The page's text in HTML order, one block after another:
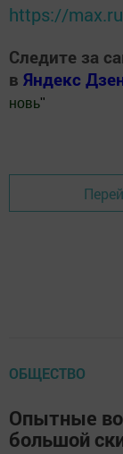
https://
Следите за
в Яндекс
новь"
ОБЩЕСТВО
Опытные
большой